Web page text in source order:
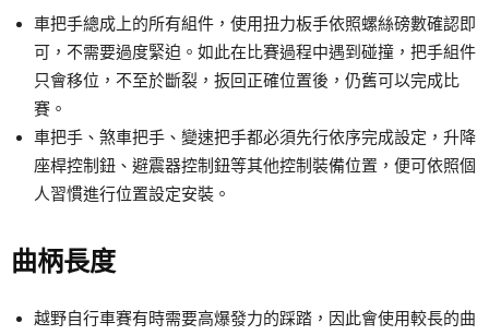
車把手總成上的所有組件，使用扭力板手依照螺絲磅數確認即
可，不需要過度緊迫。如此在比賽過程中遇到碰撞，把手組件
只會移位，不至於斷裂，扳回正確位置後，仍舊可以完成比
賽。
車把手、煞車把手、變速把手都必須先行依序完成設定，升降
座桿控制鈕、避震器控制鈕等其他控制裝備位置，便可依照個
人習慣進行位置設定安裝。
曲柄長度
越野自行車賽有時需要高爆發力的踩踏，因此會使用較長的曲